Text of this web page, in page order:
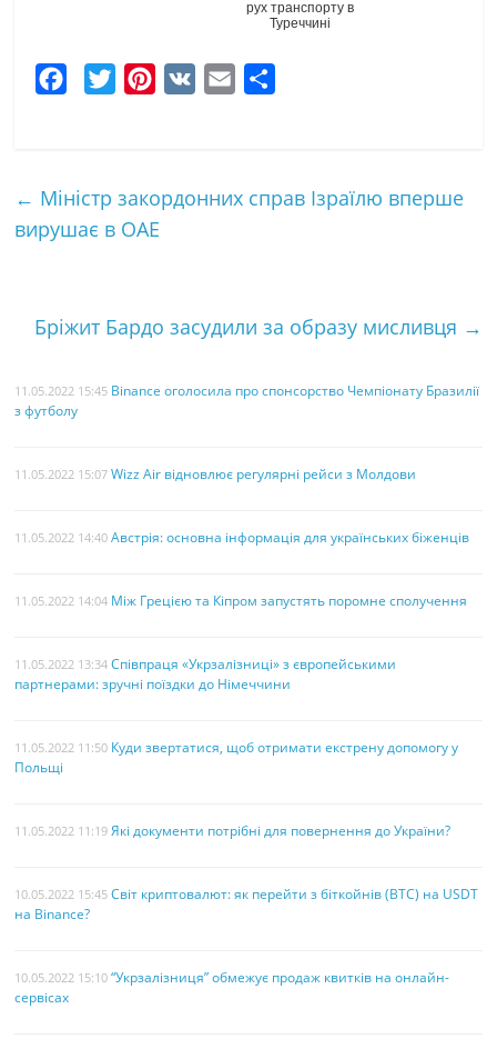
рух транспорту в
Туреччині
b
o
t
e
e
r
t
l
к
← Міністр закордонних справ Ізраїлю вперше
вирушає в ОАЕ
Бріжит Бардо засудили за образу мисливця →
11.05.2022 15:45 Binance оголосила про спонсорство Чемпіонату Бразилії
з футболу
11.05.2022 15:07 Wizz Air відновлює регулярні рейси з Молдови
11.05.2022 14:40 Австрія: основна інформація для українських біженців
11.05.2022 14:04 Між Грецією та Кіпром запустять поромне сполучення
11.05.2022 13:34 Співпраця «Укрзалізниці» з європейськими
партнерами: зручні поїздки до Німеччини
11.05.2022 11:50 Куди звертатися, щоб отримати екстрену допомогу у
Польщі
11.05.2022 11:19 Які документи потрібні для повернення до України?
10.05.2022 15:45 Світ криптовалют: як перейти з біткойнів (BTC) на USDT
на Binance?
10.05.2022 15:10 “Укрзалізниця” обмежує продаж квитків на онлайн-
сервісах